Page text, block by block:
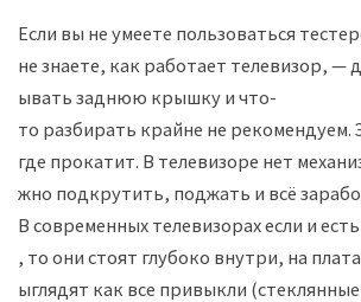
Если вы не умеете пользоваться
не знаете, как работает телевизор, —
ывать заднюю крышку и что-
то разбирать крайне не рекомендуем.
где прокатит. В телевизоре нет
жно подкрутить, поджать и всё
В современных телевизорахесли и есть
, то они стоят глубоко внутри, на
ыглядят как все привыкли (стеклянные